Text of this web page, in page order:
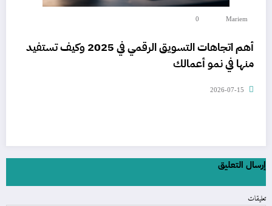
Mariem
0
أهم اتجاهات التسويق الرقمي في 2025 وكيف تستفيد
منها في نمو أعمالك
2026-07-15
إرسال التعليق
تعليقات